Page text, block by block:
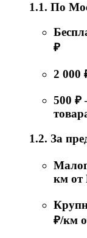
1.1. По
₽
2 000
500 ₽
1.2. За
км
₽/км